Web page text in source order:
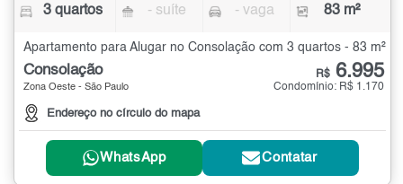
3 quartos - suíte - vaga 83 m²
Apartamento para Alugar no Consolação com 3 quartos - 83 m²
Consolação
Zona Oeste - São Paulo
Endereço no círculo do mapa
R$ 6.995
Condomínio: R$ 1.170
WhatsApp Contatar